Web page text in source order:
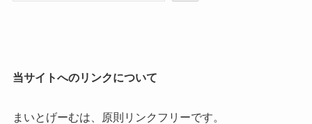
当サイトへのリンクについて
まいとげーむは、原則リンクフリーです。